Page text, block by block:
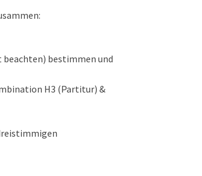
beachten) bestimmen und
H3 (Partitur) &